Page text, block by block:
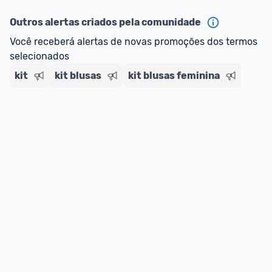
Outros alertas criados pela comunidade
Você receberá alertas de novas promoções dos termos
selecionados
kit
kit blusas kit blusas feminina